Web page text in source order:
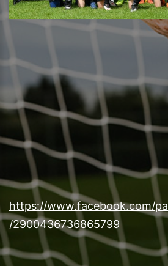
https://www.facebook.com/
/2900436736865799